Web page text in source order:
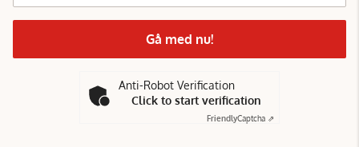
Gå med nu!
Anti-Robot Verification
Click to start verification
FriendlyCaptcha ⇗